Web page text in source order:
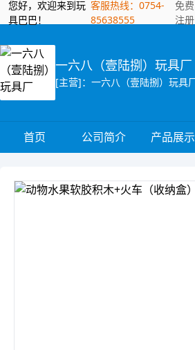
您好，欢迎来到玩
具巴巴！
客服热线：0754-
85638555
免费
注册
一六八（壹陆捌）玩具厂
首页 公司简介 产品展示